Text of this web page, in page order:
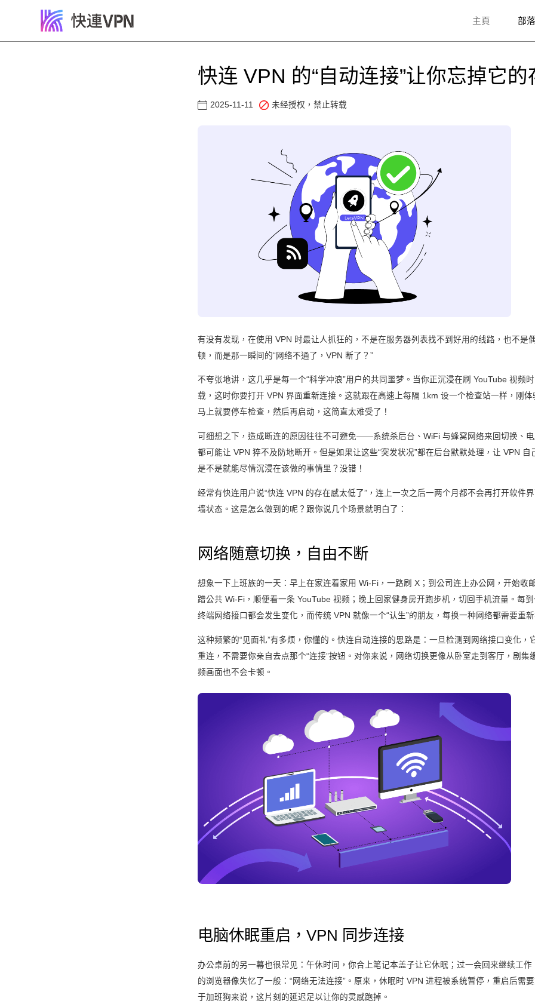
主頁 部
快连 VPN 的“自动连接”让你忘掉它的
2025-11-11 未经授权，禁止转载
有没有发现，在使用 VPN 时最让人抓狂的，不是在服务器列表找不到好用的线路，也不是
顿，而是那一瞬间的“网络不通了，VPN 断了？”
不夸张地讲，这几乎是每一个“科学冲浪”用户的共同噩梦。当你正沉浸在刷 YouTube 视频
载，这时你要打开 VPN 界面重新连接。这就跟在高速上每隔 1km 设一个检查站一样，刚体
马上就要停车检查，然后再启动，这简直太难受了！
可细想之下，造成断连的原因往往不可避免——系统杀后台、WiFi 与蜂窝网络来回切换、电
都可能让 VPN 猝不及防地断开。但是如果让这些“突发状况”都在后台默默处理，让 VPN 自
是不是就能尽情沉浸在该做的事情里？没错！
经常有快连用户说“快连 VPN 的存在感太低了”，连上一次之后一两个月都不会再打开软件
墙状态。这是怎么做到的呢？跟你说几个场景就明白了：
网络随意切换，自由不断
想象一下上班族的一天：早上在家连着家用 Wi‑Fi，一路刷 X；到公司连上办公网，开始收
蹭公共 Wi‑Fi，顺便看一条 YouTube 视频；晚上回家健身房开跑步机，切回手机流量。每
终端网络接口都会发生变化，而传统 VPN 就像一个“认生”的朋友，每换一种网络都需要重新
这种频繁的“见面礼”有多烦，你懂的。快连自动连接的思路是：一旦检测到网络接口变化，
重连，不需要你亲自去点那个“连接”按钮。对你来说，网络切换更像从卧室走到客厅，剧集
频画面也不会卡顿。
电脑休眠重启，VPN 同步连接
办公桌前的另一幕也很常见：午休时间，你合上笔记本盖子让它休眠；过一会回来继续工作
的浏览器像失忆了一般：“网络无法连接”。原来，休眠时 VPN 进程被系统暂停，重启后需
于加班狗来说，这片刻的延迟足以让你的灵感跑掉。